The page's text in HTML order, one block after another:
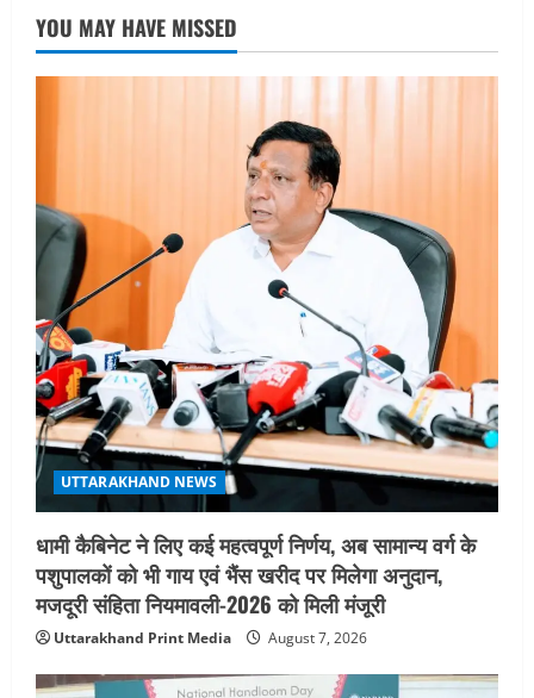
2
नाबार्ड ने राष्ट्रीय हथकरघा दिवस के अवसर पर
मुंबई में तीन दिवसीय प्रदर्शनी का आयोजन किया
August 7, 2026
3
UTTARAKHAND NEWS
जिलाधिकारी/जिला निर्वाचन अधिकारी ने
सहसपुर विधानसभा क्षेत्र के पोलिंग बूथों का
निरीक्षण कर एसआईआर आपत्ति निस्तारण
शिविर की व्यवस्थाओं का लिया जायजा
August 6, 2026
4
UTTARAKHAND NEWS
तीलू रौतेली पुरस्कार के लिए 13 वीरांगनाओं का
चयन : रेखा आर्या
August 6, 2026
5
UTTARAKHAND NEWS
मिस उत्तराखंड 2026 के सब-कॉन्टेस्ट ‘मिस
ब्यूटीफुल आइज़’ एवं ‘मिस ब्यूटीफुल हेयर’ का
आयोजन
August 5, 2026
YOU MAY HAVE MISSED
UTTARAKHAND NEWS
धामी कैबिनेट ने लिए कई महत्वपूर्ण निर्णय, अब सामान्य वर्ग के
पशुपालकों को भी गाय एवं भैंस खरीद पर मिलेगा अनुदान,
मजदूरी संहिता नियमावली-2026 को मिली मंजूरी
Uttarakhand Print Media August 7, 2026